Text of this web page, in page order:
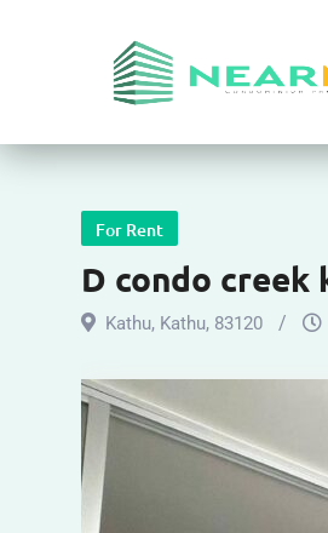
For Rent
D condo creek
Kathu, Kathu, 83120